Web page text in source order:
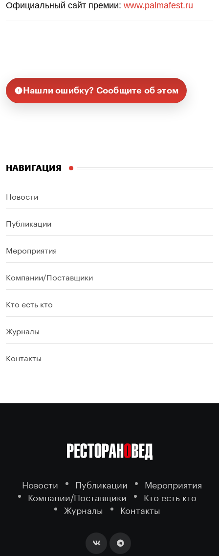
Официальный сайт премии: www.palmafest.ru
Нашли ошибку? Сообщите об этом
НАВИГАЦИЯ
Новости
Публикации
Мероприятия
Компании/Поставщики
Кто есть кто
Журналы
Контакты
Новости Публикации
Мероприятия
Компании/Поставщики
Кто есть кто
Журналы
Контакты